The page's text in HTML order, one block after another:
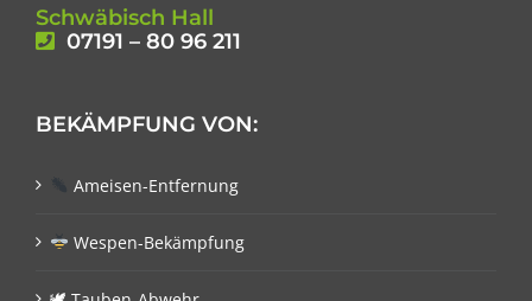
Schwäbisch Hall
07191 – 80 96 211
BEKÄMPFUNG VON:
Ameisen-Entfernung
Wespen-Bekämpfung